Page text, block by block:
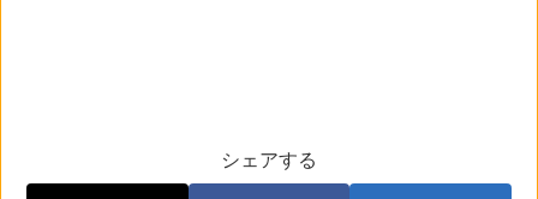
シェアする